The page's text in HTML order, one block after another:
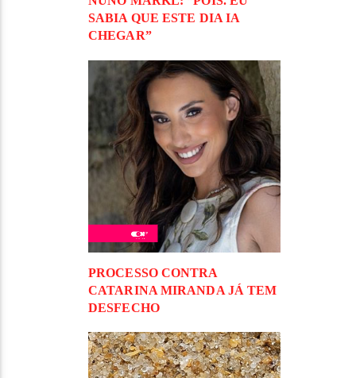
SABIA QUE ESTE DIA IA
CHEGAR”
PROCESSO CONTRA
CATARINA MIRANDA JÁ TEM
DESFECHO